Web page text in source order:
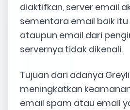
diaktifkan, server email
sementara email baik
ataupun email dari
servernya tidak dikenali.
Tujuan dari adanya
meningkatkan
email spam atau email